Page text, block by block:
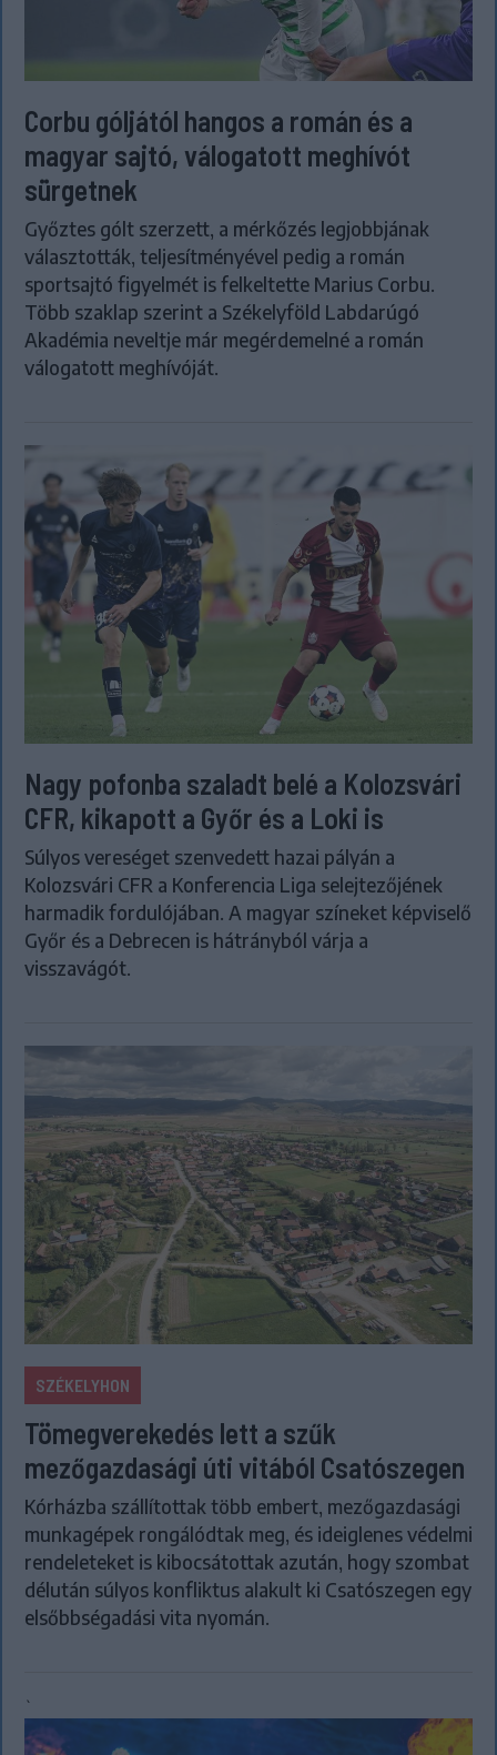
Corbu góljától hangos a román és a
magyar sajtó, válogatott meghívót
sürgetnek
Győztes gólt szerzett, a mérkőzés legjobbjának
választották, teljesítményével pedig a román
sportsajtó figyelmét is felkeltette Marius Corbu.
Több szaklap szerint a Székelyföld Labdarúgó
Akadémia neveltje már megérdemelné a román
válogatott meghívóját.
Nagy pofonba szaladt belé a Kolozsvári
CFR, kikapott a Győr és a Loki is
Súlyos vereséget szenvedett hazai pályán a
Kolozsvári CFR a Konferencia Liga selejtezőjének
harmadik fordulójában. A magyar színeket képviselő
Győr és a Debrecen is hátrányból várja a
visszavágót.
SZÉKELYHON
Tömegverekedés lett a szűk
mezőgazdasági úti vitából Csatószegen
Kórházba szállítottak több embert, mezőgazdasági
munkagépek rongálódtak meg, és ideiglenes védelmi
rendeleteket is kibocsátottak azután, hogy szombat
délután súlyos konfliktus alakult ki Csatószegen egy
elsőbbségadási vita nyomán.
`